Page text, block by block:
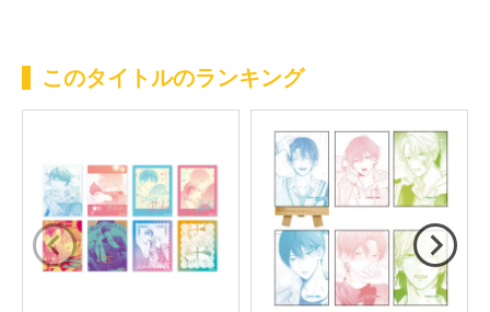
このタイトルのランキング